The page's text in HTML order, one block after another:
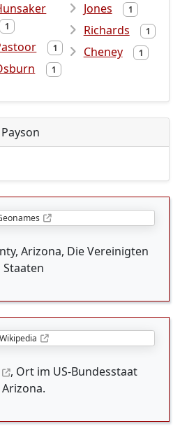
1
1
1
Jones 1
Richards 1
Cheney 1
Arizona, Die Vereinigten
Staaten
Wikipedia
, Ort im US-Bundesstaat
Arizona.